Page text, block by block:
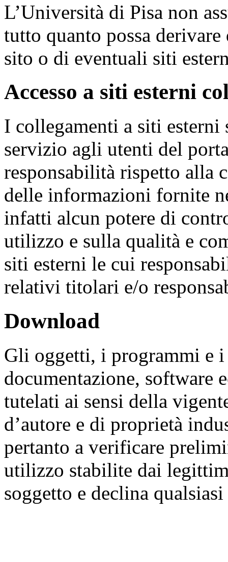
L’Università di Pisa non
tutto quanto possa
sito o di eventuali siti
Accesso a siti esterni
I collegamenti a siti
servizio agli utenti del
responsabilità rispetto alla
delle informazioni fornite
infatti alcun potere di
utilizzo e sulla qualità e
siti esterni le cui
relativi titolari e/o
Download
Gli oggetti, i programmi e
documentazione, software
tutelati ai sensi della
d’autore e di proprietà
pertanto a verificare
utilizzo stabilite dai
soggetto e declina